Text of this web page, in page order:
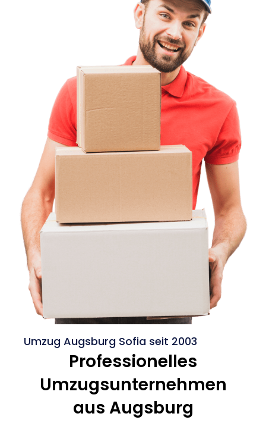
Umzug Augsburg Sofia seit 2003
Professionelles
Umzugsunternehmen
aus Augsburg